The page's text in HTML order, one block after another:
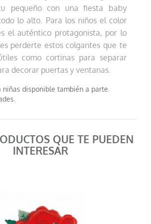
pequeño con una fiesta baby
lo alto. Para los niños el color
el auténtico protagonista, por lo
perderte estos colgantes que te
como cortinas para separar
decorar puertas y ventanas.
niñas disponible también a parte.
QUE TE PUEDEN
INTERESAR